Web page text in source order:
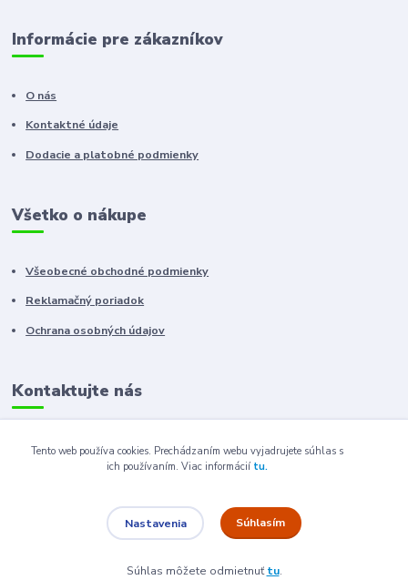
Informácie pre zákazníkov
O nás
Kontaktné údaje
Dodacie a platobné podmienky
Všetko o nákupe
Všeobecné obchodné podmienky
Reklamačný poriadok
Ochrana osobných údajov
Kontaktujte nás
+421 910 222 333
+421 52 788 46 41
sales@elron.eu.sk
Tento web používa cookies. Prechádzaním webu vyjadrujete súhlas s
ich používaním. Viac informácií tu.
Nastavenia Súhlasím
Súhlas môžete odmietnuťtu.